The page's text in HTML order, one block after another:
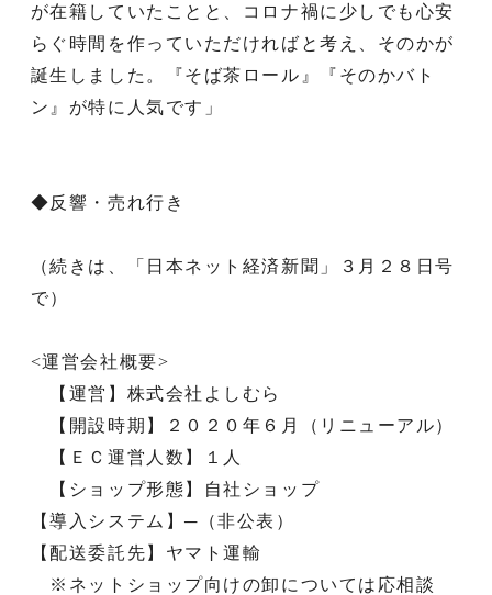
が在籍していたことと、コロナ禍に少しでも心安
らぐ時間を作っていただければと考え、そのかが
誕生しました。『そば茶ロール』『そのかバト
ン』が特に人気です」
◆反響・売れ行き
（続きは、「日本ネット経済新聞」３月２８日号
で）
<運営会社概要>
【運営】株式会社よしむら
【開設時期】２０２０年６月（リニューアル）
【ＥＣ運営人数】１人
【ショップ形態】自社ショップ
【導入システム】─（非公表）
【配送委託先】ヤマト運輸
※ネットショップ向けの卸については応相談